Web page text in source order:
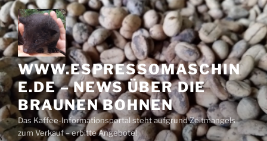
Zum
Inhalt
springen
WWW.ESPRESSOMASCHIN
E.DE – NEWS ÜBER DIE
BRAUNEN BOHNEN
Das Kaffee-Informationsportal steht aufgrund Zeitmangels
zum Verkauf – erbitte Angebote!